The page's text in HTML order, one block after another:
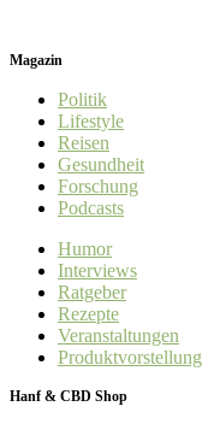
Magazin
Politik
Lifestyle
Reisen
Gesundheit
Forschung
Podcasts
Humor
Interviews
Ratgeber
Rezepte
Veranstaltungen
Produktvorstellung
Hanf & CBD Shop